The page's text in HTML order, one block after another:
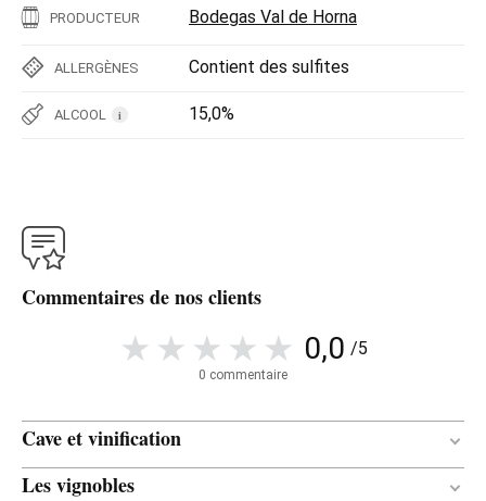
PRODUCTEUR Bodegas Val de Horna
ALLERGÈNES Contient des sulfites
ALCOOL i 15,0%
Commentaires de nos clients
0,0 /5
0 commentaire
Cave et vinification
TYPE DE BOIS
Les vignobles